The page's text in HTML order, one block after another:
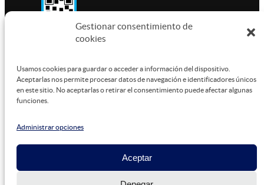
Gestionar consentimiento de
cookies
Usamos cookies para guardar o acceder a información del dispositivo.
Aceptarlas nos permite procesar datos de navegación e identificadores únicos
en este sitio. No aceptarlas o retirar el consentimiento puede afectar algunas
funciones.
Administrar opciones
Aceptar
SUSTENTABILIDAD
© 2026